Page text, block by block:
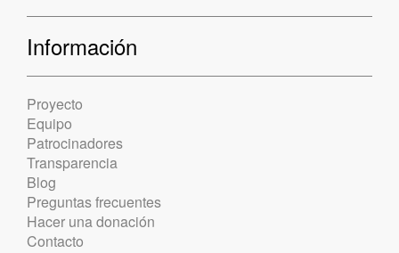
Información
Proyecto
Equipo
Patrocinadores
Transparencia
Blog
Preguntas frecuentes
Hacer una donación
Contacto